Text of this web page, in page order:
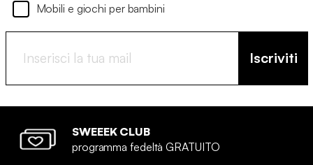
Mobili e giochi per bambini
Iscriviti
SWEEEK CLUB
programma fedeltà GRATUITO